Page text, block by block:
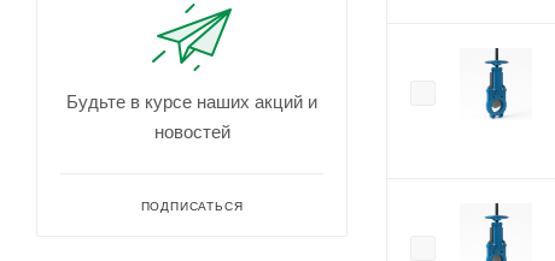
Будьте в курсе наших акций и
новостей
ПОДПИСАТЬСЯ